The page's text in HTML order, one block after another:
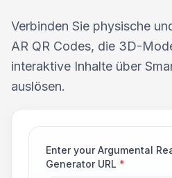
Verbinden Sie physische
AR QR Codes, die 3D-
interaktive Inhalte über
auslösen.
Enter your Argumental
Generator URL *